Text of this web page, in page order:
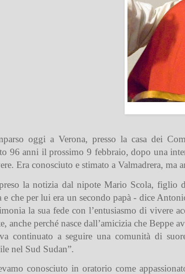
oggi a Verona, presso la casa dei
96 anni il prossimo 9 febbraio, dopo una
Era conosciuto e stimato a Valmadrera, ma
la notizia dal nipote Mario Scola, figlio
e che per lui era un secondo papà - dice
la sua fede con l’entusiasmo di vivere
anche perché nasce dall’amicizia che Beppe
continuato a seguire una comunità di
nel Sud Sudan”.
conosciuto in oratorio come